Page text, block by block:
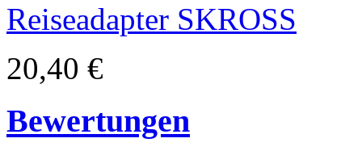
Reiseadapter SKROSS
20,40 €
Bewertungen